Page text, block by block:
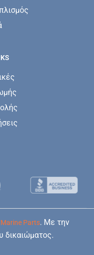
Parts. Με την
δικαιώματος.